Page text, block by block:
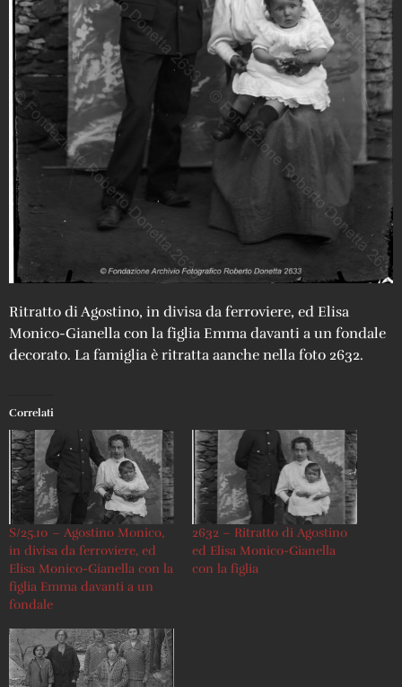
Ritratto di Agostino, in divisa da ferroviere, ed Elisa
Monico-Gianella con la figlia Emma davanti a un fondale
decorato. La famiglia è ritratta aanche nella foto 2632.
Correlati
S/25.10 – Agostino Monico,
in divisa da ferroviere, ed
Elisa Monico-Gianella con la
figlia Emma davanti a un
fondale
2632 – Ritratto di Agostino
ed Elisa Monico-Gianella
con la figlia